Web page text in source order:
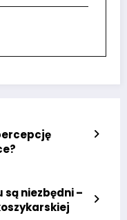
niezbędni –